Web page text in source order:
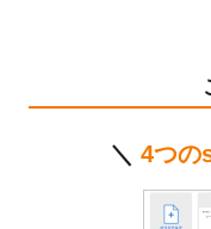
箔押
ステ
しま
2025
＼ 4つの